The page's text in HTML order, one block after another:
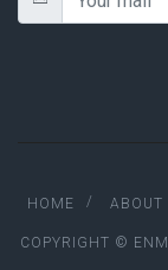
HOME ABOUT
COPYRIGHT ©